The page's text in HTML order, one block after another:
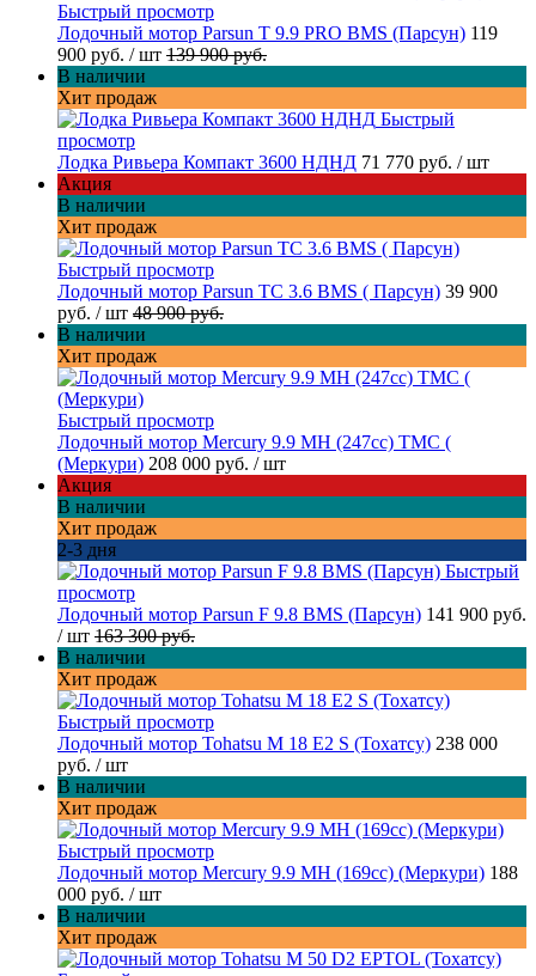
Быстрый просмотр
Лодочный мотор Parsun T 9.9 PRO BMS (Парсун) 119
900 руб. / шт 139 900 руб.
В наличии
Хит продаж
Быстрый
просмотр
Лодка Ривьера Компакт 3600 НДНД 71 770 руб. / шт
Акция
В наличии
Хит продаж
Быстрый просмотр
Лодочный мотор Parsun TC 3.6 BMS ( Парсун) 39 900
руб. / шт 48 900 руб.
В наличии
Хит продаж
Быстрый просмотр
Лодочный мотор Mercury 9.9 МН (247cc) TMC (
(Меркури) 208 000 руб. / шт
Акция
В наличии
Хит продаж
2-3 дня
Быстрый
просмотр
Лодочный мотор Parsun F 9.8 BMS (Парсун) 141 900 руб.
/ шт 163 300 руб.
В наличии
Хит продаж
Быстрый просмотр
Лодочный мотор Tohatsu M 18 E2 S (Тохатсу) 238 000
руб. / шт
В наличии
Хит продаж
Быстрый просмотр
Лодочный мотор Mercury 9.9 MH (169cc) (Меркури) 188
000 руб. / шт
В наличии
Хит продаж